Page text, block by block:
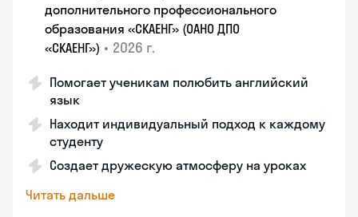
дополнительного профессионального
образования «СКАЕНГ» (ОАНО ДПО
«СКАЕНГ») • 2026 г.
Помогает ученикам полюбить английский
язык
Находит индивидуальный подход к каждому
студенту
Создает дружескую атмосферу на уроках
Читать дальше